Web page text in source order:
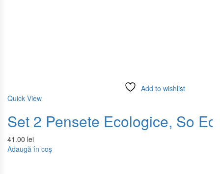
Add to wishlist
Quick View
Set 2 Pensete Ecologice, So
41.00 lei
Adaugă în coș